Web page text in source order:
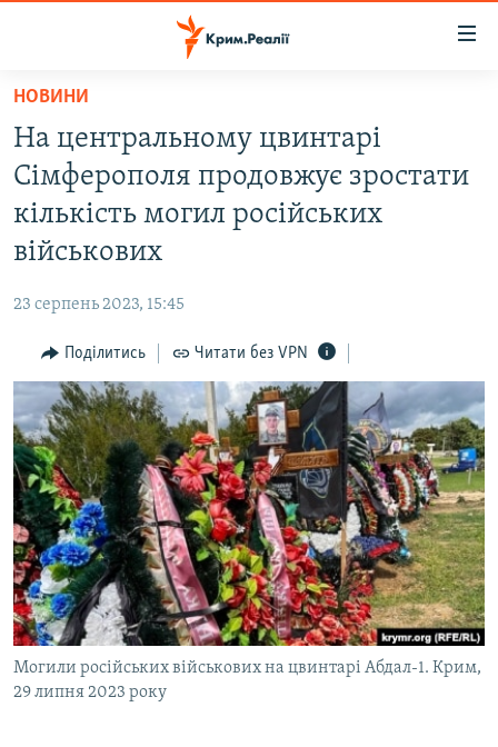
Перейти
основного
матеріалу
Перейти
до
основної
Перейти
пошуку
ВОДА.КРИМ
ВІДЕО ТА ФОТО
ПОЛІТИКА
ПОГЛЯД
ІНТЕРВ'Ю
ВСЕ ЗА ДЕНЬ
СПЕЦПРОЕКТИ
ДЕПОРТАЦІЯ
ВІДЕОУРОКИ «ELIFBE»
СВІДЧЕННЯ ОКУПАЦІЇ
УКРАЇНСЬКА ПРОБЛЕМА КРИМУ
ІНФОГРАФІКА
ЯК ОБІЙТИ БЛОКУВАННЯ
Русский
Qırımtatar
ДОЛУЧАЙСЯ!
НОВИНИ
На центральному цвинтарі
Сімферополя продовжує зростати
кількість могил російських
військових
23 серпень 2023, 15:45
Поділитись Читати без VPN
Могили російських військових на цвинтарі Абдал-1. Крим,
29 липня 2023 року